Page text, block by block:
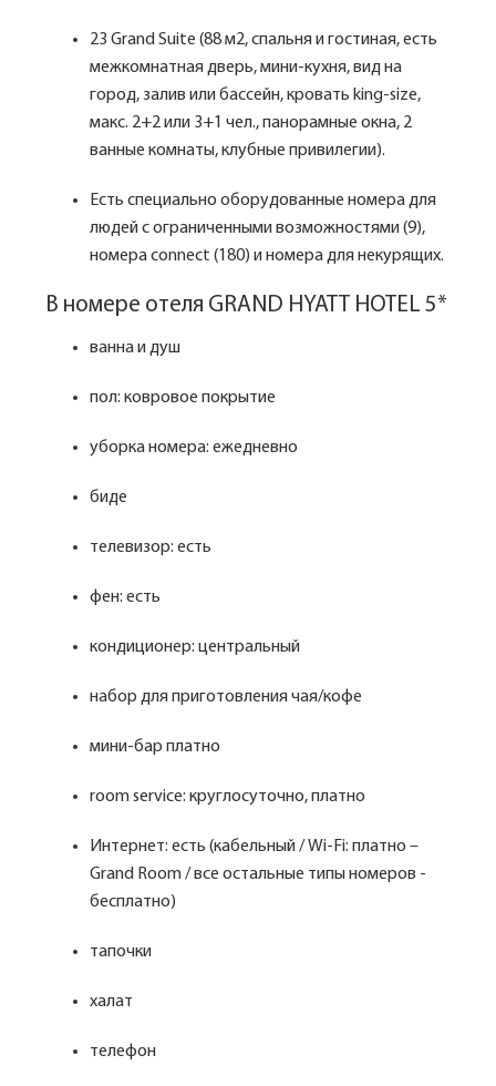
23 Grand Suite (88 м2, спальня и гостиная, есть
межкомнатная дверь, мини-кухня, вид на
город, залив или бассейн, кровать king-size,
макс. 2+2 или 3+1 чел., панорамные окна, 2
ванные комнаты, клубные привилегии).
Есть специально оборудованные номера для
людей с ограниченными возможностями (9),
номера connect (180) и номера для некурящих.
В номере отеля GRAND HYATT HOTEL 5*
ванна и душ
пол: ковровое покрытие
уборка номера: ежедневно
биде
телевизор: есть
фен: есть
кондиционер: центральный
набор для приготовления чая/кофе
мини-бар платно
room service: круглосуточно, платно
Интернет: есть (кабельный / Wi-Fi: платно –
Grand Room / все остальные типы номеров -
бесплатно)
тапочки
халат
телефон